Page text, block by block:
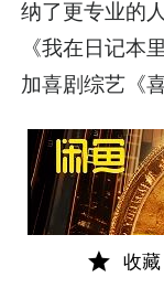
纳了更专业的
《我在日记本
加喜剧综艺《
收藏